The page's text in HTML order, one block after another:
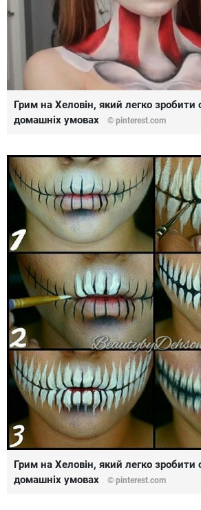
Грим на Хеловін, який легко зробити
домашніх умовах
© pinterest.com
Грим на Хеловін, який легко зробити
домашніх умовах
© pinterest.com